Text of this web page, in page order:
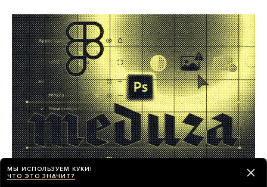
МЫ ИСПОЛЬЗУЕМ КУКИ!
ЧТО ЭТО ЗНАЧИТ?